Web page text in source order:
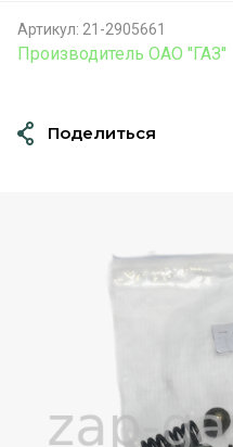
Артикул: 21-2905661
Производитель ОАО ''ГАЗ''
Поделиться